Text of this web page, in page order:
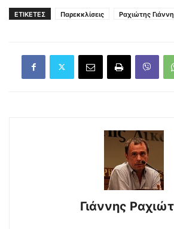
ΕΤΙΚΕΤΕΣ Παρεκκλίσεις Ραχιώτης
Γιάννης